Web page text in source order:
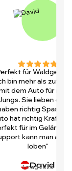
für
bin mehr als
dem Auto für
Sie lieben es
richtig Spass!
hat richtig Kraft
für im Gelände.
kann man auch
loben"
David
1 mag 2026